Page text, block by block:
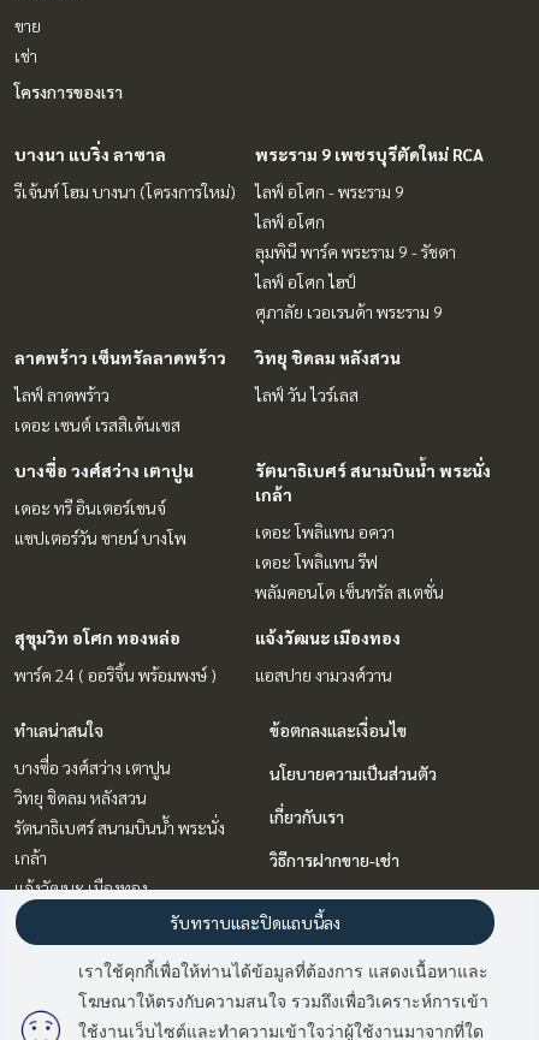
มี2คนกำลังดูประกาศนี้
ขาย
เช่า
โครงการของเรา
บางนา แบริ่ง ลาซาล
รีเจ้นท์ โฮม บางนา (โครงการใหม่)
พระราม 9 เพชรบุรีตัดใหม่ RCA
ไลฟ์ อโศก - พระราม 9
ไลฟ์ อโศก
ลุมพินี พาร์ค พระราม 9 - รัชดา
ไลฟ์ อโศก ไฮป์
ศุภาลัย เวอเรนด้า พระราม 9
ลาดพร้าว เซ็นทรัลลาดพร้าว
ไลฟ์ ลาดพร้าว
เดอะ เซนต์ เรสสิเด้นเซส
วิทยุ ชิดลม หลังสวน
ไลฟ์ วัน ไวร์เลส
บางซื่อ วงศ์สว่าง เตาปูน
เดอะ ทรี อินเตอร์เชนจ์
แชปเตอร์วัน ชายน์ บางโพ
รัตนาธิเบศร์ สนามบินน้ำ พระนั่ง
เกล้า
เดอะ โพลิแทน อควา
เดอะ โพลิแทน รีฟ
พลัมคอนโด เซ็นทรัล สเตชั่น
สุขุมวิท อโศก ทองหล่อ
พาร์ค 24 ( ออริจิ้น พร้อมพงษ์ )
แจ้งวัฒนะ เมืองทอง
แอสปาย งามวงศ์วาน
ทำเลน่าสนใจ
บางซื่อ วงศ์สว่าง เตาปูน
วิทยุ ชิดลม หลังสวน
รัตนาธิเบศร์ สนามบินน้ำ พระนั่ง
เกล้า
แจ้งวัฒนะ เมืองทอง
ลาดพร้าว เซ็นทรัลลาดพร้าว
พระราม 9 เพชรบุรีตัดใหม่ RCA
บางนา แบริ่ง ลาซาล
สุขุมวิท อโศก ทองหล่อ
ข้อตกลงและเงื่อนไข
นโยบายความเป็นส่วนตัว
เกี่ยวกับเรา
วิธีการฝากขาย-เช่า
ติดต่อ
เราใช้คุกกี้เพื่อให้ท่านได้ข้อมูลที่ต้องการ แสดงเนื้อหาและ
โฆษณาให้ตรงกับความสนใจ รวมถึงเพื่อวิเคราะห์การเข้า
ใช้งานเว็บไซต์และทำความเข้าใจว่าผู้ใช้งานมาจากที่ใด
รับทราบและปิดแถบนี้ลง